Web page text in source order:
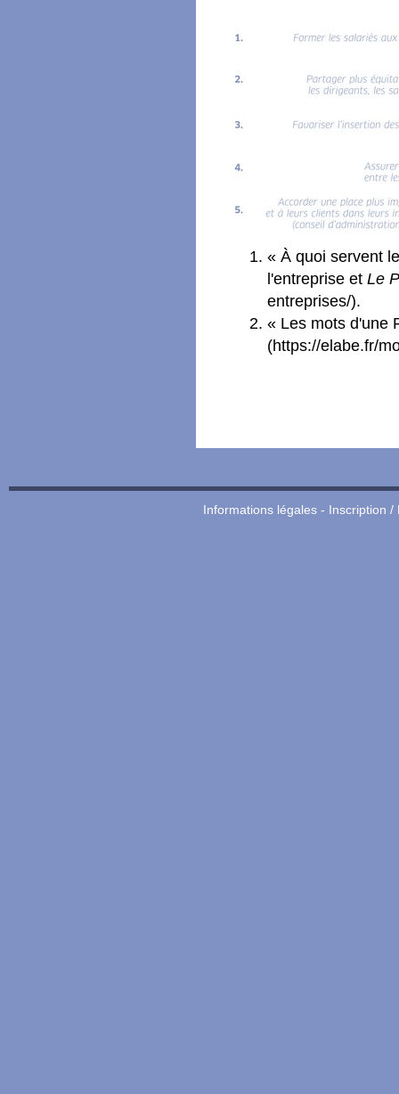
« À quoi servent
l'entreprise et Le
entreprises/).
« Les mots d'une
(https://elabe.fr/
Informations légales- Inscription